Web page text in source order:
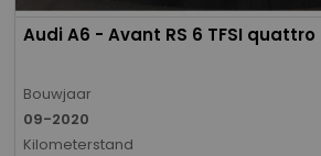
Audi A6 - Avant RS 6 TFSI quattro
Bouwjaar
09-2020
Kilometerstand